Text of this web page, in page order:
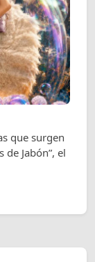
que surgen
Jabón”, el